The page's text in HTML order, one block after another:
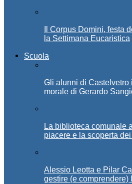
Il Corpus Domini, festa
la Settimana Eucaristica
Scuola
Gli alunni di Castelvetro
morale di Gerardo
La biblioteca comunale
piacere e la scoperta
Alessio Leotta e Pilar
gestire (e comprendere)